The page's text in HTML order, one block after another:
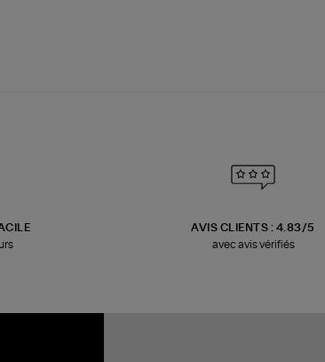
AVIS CLIENTS : 4.83/5
avec avis vérifiés